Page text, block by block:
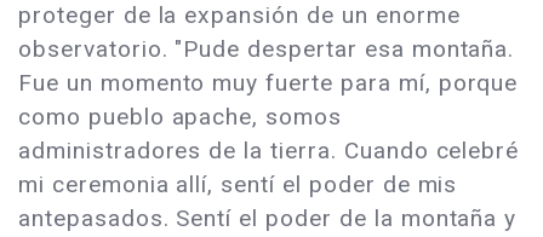
proteger de la expansión de un enorme
observatorio. "Pude despertar esa montaña.
Fue un momento muy fuerte para mí, porque
como pueblo apache, somos
administradores de la tierra. Cuando celebré
mi ceremonia allí, sentí el poder de mis
antepasados. Sentí el poder de la montaña y